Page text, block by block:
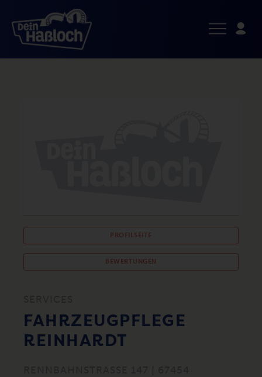
PROFILSEITE
BEWERTUNGEN
FAHRZEUGPFLEGE
REINHARDT